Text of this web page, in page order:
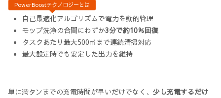
PowerBoostテクノロジーとは
自己最適化アルゴリズムで電力を動的管理
モップ洗浄の合間にわずか3分で約10％回復
タスクあたり最大500㎡まで連続清掃対応
最大設定時でも安定した出力を維持
単に満タンまでの充電時間が早いだけでなく、 少し充電するだけ